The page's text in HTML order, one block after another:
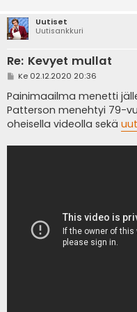
Uutiset
Uutisankkuri
Re: Kevyet mullat
V
e
s
t
i
Ke 02.12.2020 20:36
Painimaailma menetti
Patterson menehtyi 79-
oheisella videolla sekä